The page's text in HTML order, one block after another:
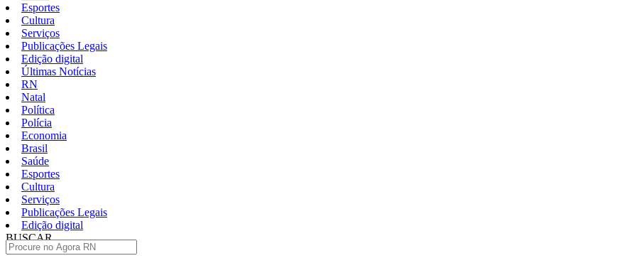
Esportes
Cultura
Serviços
Publicações Legais
Edição digital
Últimas Notícias
RN
Natal
Política
Polícia
Economia
Brasil
Saúde
Esportes
Cultura
Serviços
Publicações Legais
Edição digital
BUSCAR